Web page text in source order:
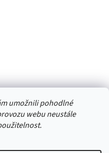
umožnili pohodlné
webu neustále
přes Seznam